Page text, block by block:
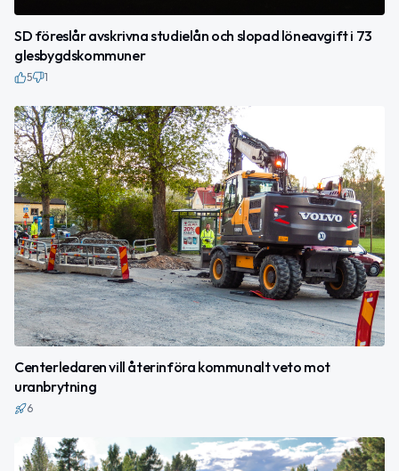
SD föreslår avskrivna studielån och slopad löneavgift i 73
glesbygdskommuner
5 1
Centerledaren vill återinföra kommunalt veto mot
uranbrytning
6